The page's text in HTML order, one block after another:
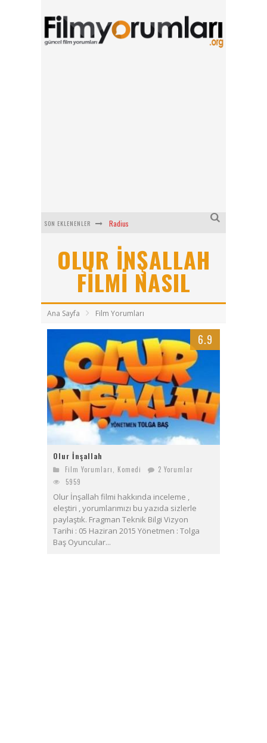
SON EKLENENLER Radius
Bayanların Sohbet Numaralarını Nereden Bulurum
Ziyaret (The Visit)
Kriptoya yeni katılacaklara Bitget’te başlamak için 6 sebep!
OLUR INŞALLAH
FILMI NASIL
Ana Sayfa Film Yorumları
6.9
Olur İnşallah
Film Yorumları Komedi
2 Yorumlar
5959
Olur İnşallah filmi hakkında inceleme ,
eleştiri , yorumlarımızı bu yazıda sizlerle
paylaştık. Fragman Teknik Bilgi Vizyon
Tarihi : 05 Haziran 2015 Yönetmen : Tolga
Baş Oyuncular...